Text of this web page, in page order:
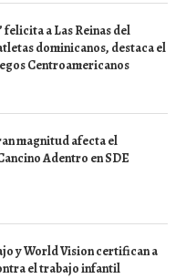
felicita a Las Reinas del
dominicanos, destaca el
Centroamericanos
magnitud afecta el
Adentro en SDE
y World Vision certifican a
el trabajo infantil